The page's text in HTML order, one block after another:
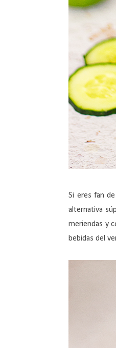
Si eres fan
alternativa
meriendas y
bebidas del